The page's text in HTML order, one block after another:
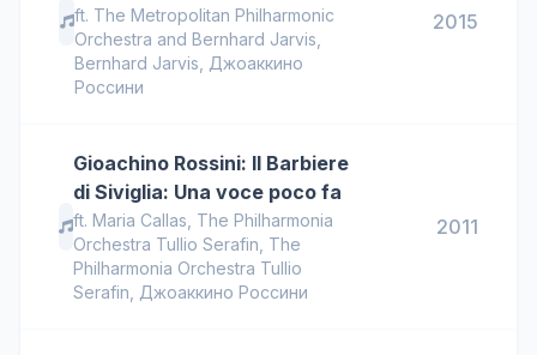
ft. The Metropolitan Philharmonic
Orchestra and Bernhard Jarvis
Bernhard Jarvis Джоаккино
Россини
2015
Gioachino Rossini: Il Barbiere
di Siviglia: Una voce poco fa
ft. Maria Callas, The Philharmonia
Orchestra Tullio Serafin The
Philharmonia Orchestra Tullio
Serafin Джоаккино Россини
2011